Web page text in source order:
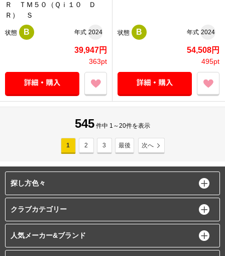
Ｒ ＴＭ５０（Ｑｉ１０ Ｄ
Ｒ） Ｓ
状態 B 年式 2024
39,947円
363pt
状態 B 年式 2024
54,508円
495pt
545 件中 1～20件を表示
1 2 3 最後 次へ
探し方色々
クラブカテゴリー
人気メーカー&ブランド